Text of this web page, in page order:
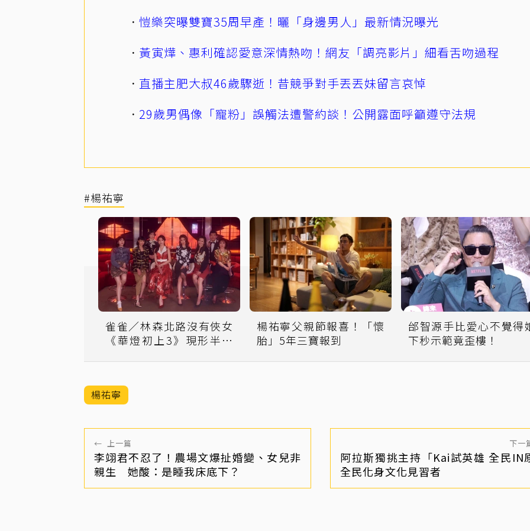
愷樂突曝雙寶35周早產！曬「身邊男人」最新情況曝光
黃寅燁、惠利確認愛意深情熱吻！網友「調亮影片」細看舌吻過程
直播主肥大叔46歲驟逝！昔競爭對手丟丟妹留言哀悼
29歲男偶像「寵粉」誤觸法遭警約談！公開露面呼籲遵守法規
#楊祐寧
雀雀／林森北路沒有俠女
《華燈初上3》現形半個
楊祐寧父親節報喜！「懷
胎」5年三寶報到
邰智源手比愛心不覺得
下秒示範竟歪樓！
楊祐寧
← 上一篇
李翊君不忍了！農場文爆扯婚變、女兒非
親生 她酸：是睡我床底下？
下一
阿拉斯獨挑主持「Kai試英雄 全民IN
全民化身文化見習者